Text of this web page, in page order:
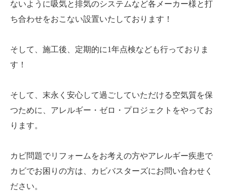
ないように吸気と排気のシステムなど各メーカー様と打
ち合わせをおこない設置いたしております！
そして、施工後、定期的に1年点検なども行っておりま
す！
そして、末永く安心して過ごしていただける空気質を保
つために、アレルギー・ゼロ・プロジェクトをやってお
ります。
カビ問題でリフォームをお考えの方やアレルギー疾患で
カビでお困りの方は、カビバスターズにお問い合わせく
ださい。